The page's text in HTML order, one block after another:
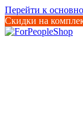
Перейти к
Скидки на